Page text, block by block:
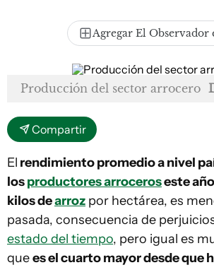
Agregar El Observador
Producción del sector arrocero
Compartir
El rendimiento promedio a nivel
losproductores arroceroseste
kilos dearroz por hectárea, es
pasada, consecuencia de
estado del tiempo, pero igual es
quees el cuarto mayor desde que